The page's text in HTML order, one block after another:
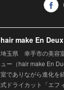
hair make En Deux
埼玉県 幸手市の美
ュー（hair make En
室でありながら進化を
式ドライカット「エフ